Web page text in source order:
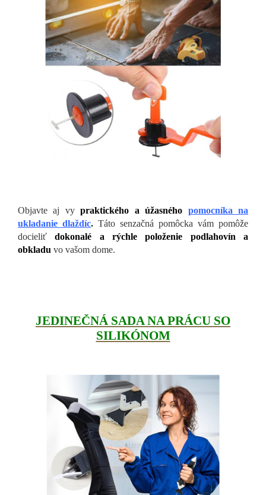
Objavte aj vypraktického a úžasného pomocníka na
ukladanie dlaždíc. Táto senzačná pomôcka vám pomôže
docieliťdokonalé a rýchle položenie podlahovín a
obkladu vo vašom dome.
JEDINEČNÁ SADA NA PRÁCU SO
SILIKÓNOM